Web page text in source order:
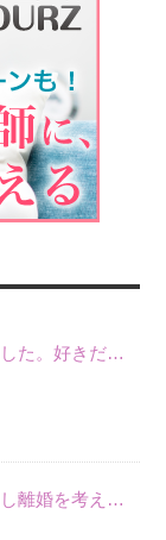
一度別れた彼から「会いたい」と言われました。好きだけど不倫だから別れたので、私もまだ好きだし会いたい気持ちはあります。
私は結婚しています。傲慢な夫に嫌気がさし離婚を考えていたときに、彼と出会いました。彼には恋人がいましたが、話をするうちに、夫とのことを相談するようにな